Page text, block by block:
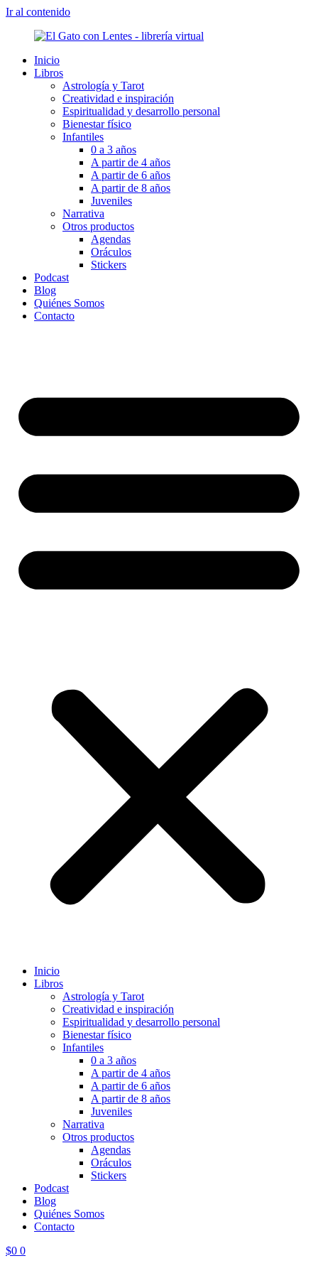
Ir al contenido
Inicio
Libros
Astrología y Tarot
Creatividad e inspiración
Espiritualidad y desarrollo personal
Bienestar físico
Infantiles
0 a 3 años
A partir de 4 años
A partir de 6 años
A partir de 8 años
Juveniles
Narrativa
Otros productos
Agendas
Oráculos
Stickers
Podcast
Blog
Quiénes Somos
Contacto
Inicio
Libros
Astrología y Tarot
Creatividad e inspiración
Espiritualidad y desarrollo personal
Bienestar físico
Infantiles
0 a 3 años
A partir de 4 años
A partir de 6 años
A partir de 8 años
Juveniles
Narrativa
Otros productos
Agendas
Oráculos
Stickers
Podcast
Blog
Quiénes Somos
Contacto
$0 0